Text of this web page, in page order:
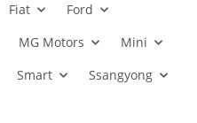
Fiat
Ford
MG Motors
Mini
Smart Ssangyong